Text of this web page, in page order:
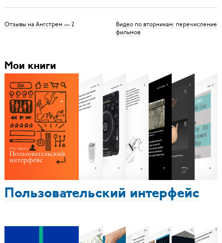
Отзывы на Ангстрем — 2
Видео по вторникам: перечисление
фильмов
Мои книги
Пользовательский интерфейс